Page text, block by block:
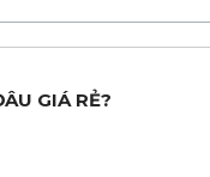
GIÁ RẺ?